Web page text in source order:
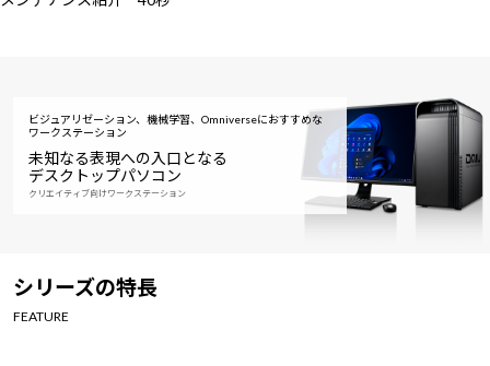
ビジュアリゼーション、機械学習、Omniverseにおすすめな
ワークステーション
未知なる表現への入口となる
デスクトップパソコン
クリエイティブ向けワークステーション
シリーズの特長
FEATURE